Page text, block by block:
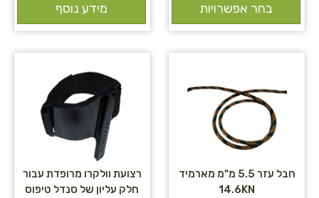
בחר אפשרויות מידע נוסף
חבל עזר 5.5 מ"מ מארמיד
14.6KN
רצועת וולקרו מרופדת עבור
חלק עליון של סנדל טיפוס